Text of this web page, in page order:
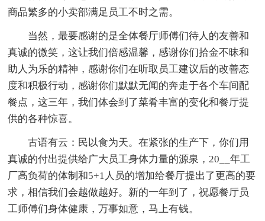
商品繁多的小卖部满足员工不时之需。
当然，最要感谢的是全体餐厅师傅们待人的友善和
真诚的微笑，这让我们倍感温馨，感谢你们拾金不昧和
助人为乐的精神，感谢你们在听取员工建议后的改善态
度和积极行动，感谢你们默默无闻的奔走于各个车间配
餐点，这三年，我们体会到了菜肴丰富的变化和餐厅提
供的各种惊喜。
古语有云：民以食为天。在紧张的生产下，你们用
真诚的付出提供给广大员工身体力量的源泉，20__年工
厂高负荷的体制和5+1人员的增加给餐厅提出了更高的要
求，相信我们会越做越好。新的一年到了，祝愿餐厅员
工师傅们身体健康，万事如意，马上有钱。